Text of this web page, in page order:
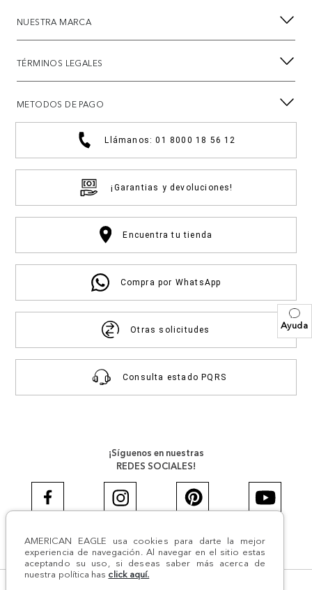
Ayuda
AMERICAN EAGLE usa cookies para darte la mejor
experiencia de navegación. Al navegar en el sitio estas
aceptando su uso, si deseas saber más acerca de
nuestra política has click aquí.
NUESTRA MARCA
TÉRMINOS LEGALES
METODOS DE PAGO
Llámanos: 01 8000 18 56 12
¡Garantias y devoluciones!
Encuentra tu tienda
Compra por WhatsApp
Otras solicitudes
Consulta estado PQRS
¡Síguenos en nuestras
REDES SOCIALES!
#AEJEANS #AerieREALCOL